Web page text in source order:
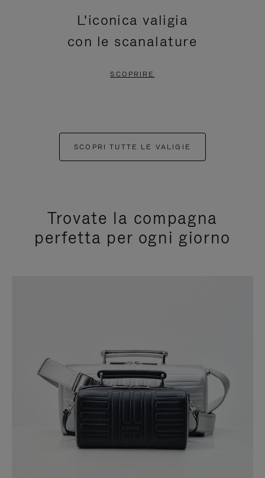
L'iconica valigia
con le scanalature
SCOPRIRE
SCOPRI TUTTE LE VALIGIE
Trovate la compagna
perfetta per ogni giorno